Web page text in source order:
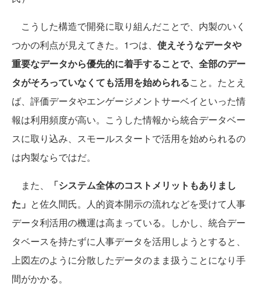
こうした構造で開発に取り組んだことで、内製のいく
つかの利点が見えてきた。1つは、 使えそうなデータや
重要なデータから優先的に着手することで、全部のデー
タがそろっていなくても活用を始められること。たとえ
ば、評価データやエンゲージメントサーベイといった情
報は利用頻度が高い。こうした情報から統合データベー
スに取り込み、スモールスタートで活用を始められるの
は内製ならではだ。
また、
「システム全体のコストメリットもありまし
た」 と佐久間氏。人的資本開示の流れなどを受けて人事
データ利活用の機運は高まっている。しかし、統合デー
タベースを持たずに人事データを活用しようとすると、
上図左のように分散したデータのまま扱うことになり手
間がかかる。